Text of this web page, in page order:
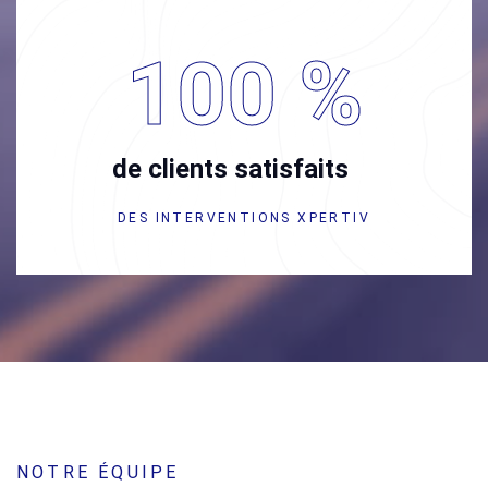
100 %
de clients satisfaits
DES INTERVENTIONS XPERTIV
NOTRE ÉQUIPE